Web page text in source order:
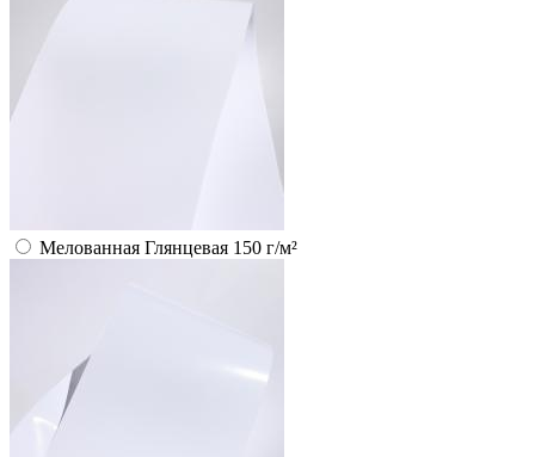
Мелованная Глянцевая 150 г/м²